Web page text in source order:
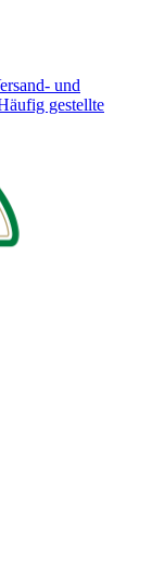
und
gestellte